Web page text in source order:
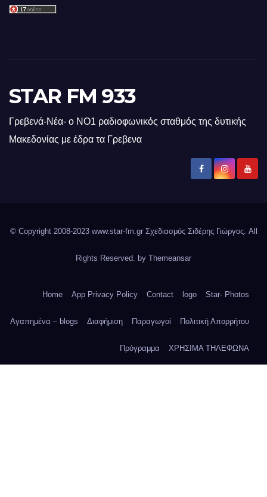
STAR FM 933
Γρεβενά-Νέα- ο ΝΟ1 ραδιοφωνικός σταθμός της δυτικής
Μακεδονίας με έδρα τα Γρεβενα
© Copyright 2008-2023 www.star-fm.gr Σχεδιασμός Σιδέρης Γιώργος. All
Rights Reserved. by Themeansar
Home App Privacy Policy Contact logo Star- Photos
Αγαπημένα – blogs Διαφήμιση Παραγωγοί Πολιτική Απορρήτου
Πρόγραμμα ΧΡΗΣΙΜΑ ΤΗΛΕΦΩΝΑ